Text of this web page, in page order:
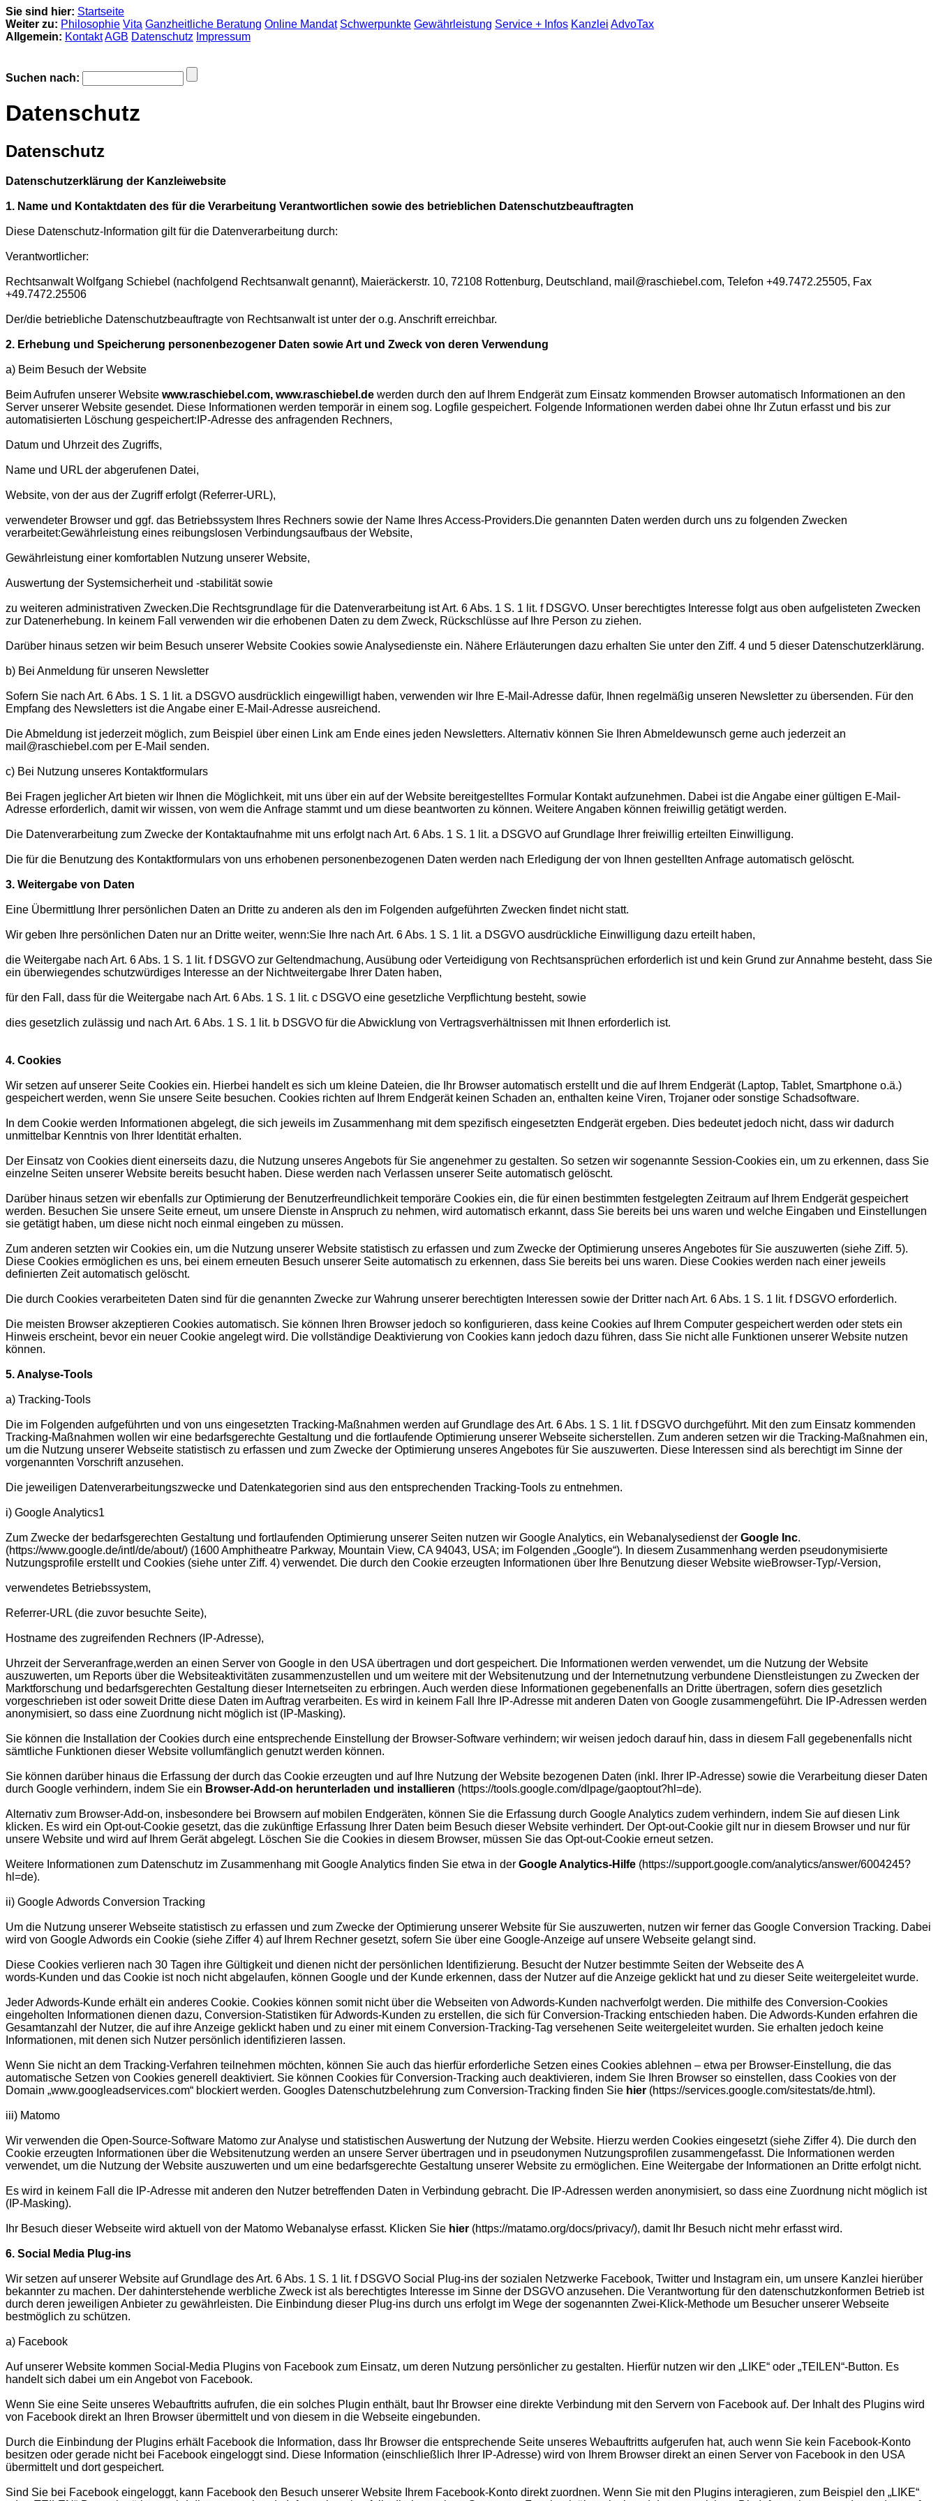
Sie sind hier: Startseite
Weiter zu: Philosophie Vita Ganzheitliche Beratung Online Mandat Schwerpunkte Gewährleistung Service + Infos Kanzlei AdvoTax
Allgemein: KontaktAGB Datenschutz Impressum
Suchen nach:
Datenschutz
Datenschutz
Datenschutzerklärung der Kanzleiwebsite
1. Name und Kontaktdaten des für die Verarbeitung Verantwortlichen sowie des betrieblichen Datenschutzbeauftragten
Diese Datenschutz-Information gilt für die Datenverarbeitung durch:
Verantwortlicher:
Rechtsanwalt Wolfgang Schiebel (nachfolgend Rechtsanwalt genannt), Maieräckerstr. 10, 72108 Rottenburg, Deutschland, mail@raschiebel.com, Telefon +49.7472.25505, Fax
+49.7472.25506
Der/die betriebliche Datenschutzbeauftragte von Rechtsanwalt ist unter der o.g. Anschrift erreichbar.
2. Erhebung und Speicherung personenbezogener Daten sowie Art und Zweck von deren Verwendung
a) Beim Besuch der Website
Beim Aufrufen unserer Website www.raschiebel.com, www.raschiebel.de werden durch den auf Ihrem Endgerät zum Einsatz kommenden Browser automatisch Informationen an den
Server unserer Website gesendet. Diese Informationen werden temporär in einem sog. Logfile gespeichert. Folgende Informationen werden dabei ohne Ihr Zutun erfasst und bis zur
automatisierten Löschung gespeichert:IP-Adresse des anfragenden Rechners,
Datum und Uhrzeit des Zugriffs,
Name und URL der abgerufenen Datei,
Website, von der aus der Zugriff erfolgt (Referrer-URL),
verwendeter Browser und ggf. das Betriebssystem Ihres Rechners sowie der Name Ihres Access-Providers.Die genannten Daten werden durch uns zu folgenden Zwecken
verarbeitet:Gewährleistung eines reibungslosen Verbindungsaufbaus der Website,
Gewährleistung einer komfortablen Nutzung unserer Website,
Auswertung der Systemsicherheit und -stabilität sowie
zu weiteren administrativen Zwecken.Die Rechtsgrundlage für die Datenverarbeitung ist Art. 6 Abs. 1 S. 1 lit. f DSGVO. Unser berechtigtes Interesse folgt aus oben aufgelisteten Zwecken
zur Datenerhebung. In keinem Fall verwenden wir die erhobenen Daten zu dem Zweck, Rückschlüsse auf Ihre Person zu ziehen.
Darüber hinaus setzen wir beim Besuch unserer Website Cookies sowie Analysedienste ein. Nähere Erläuterungen dazu erhalten Sie unter den Ziff. 4 und 5 dieser Datenschutzerklärung.
b) Bei Anmeldung für unseren Newsletter
Sofern Sie nach Art. 6 Abs. 1 S. 1 lit. a DSGVO ausdrücklich eingewilligt haben, verwenden wir Ihre E-Mail-Adresse dafür, Ihnen regelmäßig unseren Newsletter zu übersenden. Für den
Empfang des Newsletters ist die Angabe einer E-Mail-Adresse ausreichend.
Die Abmeldung ist jederzeit möglich, zum Beispiel über einen Link am Ende eines jeden Newsletters. Alternativ können Sie Ihren Abmeldewunsch gerne auch jederzeit an
mail@raschiebel.com per E-Mail senden.
c) Bei Nutzung unseres Kontaktformulars
Bei Fragen jeglicher Art bieten wir Ihnen die Möglichkeit, mit uns über ein auf der Website bereitgestelltes Formular Kontakt aufzunehmen. Dabei ist die Angabe einer gültigen E-Mail-
Adresse erforderlich, damit wir wissen, von wem die Anfrage stammt und um diese beantworten zu können. Weitere Angaben können freiwillig getätigt werden.
Die Datenverarbeitung zum Zwecke der Kontaktaufnahme mit uns erfolgt nach Art. 6 Abs. 1 S. 1 lit. a DSGVO auf Grundlage Ihrer freiwillig erteilten Einwilligung.
Die für die Benutzung des Kontaktformulars von uns erhobenen personenbezogenen Daten werden nach Erledigung der von Ihnen gestellten Anfrage automatisch gelöscht.
3. Weitergabe von Daten
Eine Übermittlung Ihrer persönlichen Daten an Dritte zu anderen als den im Folgenden aufgeführten Zwecken findet nicht statt.
Wir geben Ihre persönlichen Daten nur an Dritte weiter, wenn:Sie Ihre nach Art. 6 Abs. 1 S. 1 lit. a DSGVO ausdrückliche Einwilligung dazu erteilt haben,
die Weitergabe nach Art. 6 Abs. 1 S. 1 lit. f DSGVO zur Geltendmachung, Ausübung oder Verteidigung von Rechtsansprüchen erforderlich ist und kein Grund zur Annahme besteht, dass Sie
ein überwiegendes schutzwürdiges Interesse an der Nichtweitergabe Ihrer Daten haben,
für den Fall, dass für die Weitergabe nach Art. 6 Abs. 1 S. 1 lit. c DSGVO eine gesetzliche Verpflichtung besteht, sowie
dies gesetzlich zulässig und nach Art. 6 Abs. 1 S. 1 lit. b DSGVO für die Abwicklung von Vertragsverhältnissen mit Ihnen erforderlich ist.
4. Cookies
Wir setzen auf unserer Seite Cookies ein. Hierbei handelt es sich um kleine Dateien, die Ihr Browser automatisch erstellt und die auf Ihrem Endgerät (Laptop, Tablet, Smartphone o.ä.)
gespeichert werden, wenn Sie unsere Seite besuchen. Cookies richten auf Ihrem Endgerät keinen Schaden an, enthalten keine Viren, Trojaner oder sonstige Schadsoftware.
In dem Cookie werden Informationen abgelegt, die sich jeweils im Zusammenhang mit dem spezifisch eingesetzten Endgerät ergeben. Dies bedeutet jedoch nicht, dass wir dadurch
unmittelbar Kenntnis von Ihrer Identität erhalten.
Der Einsatz von Cookies dient einerseits dazu, die Nutzung unseres Angebots für Sie angenehmer zu gestalten. So setzen wir sogenannte Session-Cookies ein, um zu erkennen, dass Sie
einzelne Seiten unserer Website bereits besucht haben. Diese werden nach Verlassen unserer Seite automatisch gelöscht.
Darüber hinaus setzen wir ebenfalls zur Optimierung der Benutzerfreundlichkeit temporäre Cookies ein, die für einen bestimmten festgelegten Zeitraum auf Ihrem Endgerät gespeichert
werden. Besuchen Sie unsere Seite erneut, um unsere Dienste in Anspruch zu nehmen, wird automatisch erkannt, dass Sie bereits bei uns waren und welche Eingaben und Einstellungen
sie getätigt haben, um diese nicht noch einmal eingeben zu müssen.
Zum anderen setzten wir Cookies ein, um die Nutzung unserer Website statistisch zu erfassen und zum Zwecke der Optimierung unseres Angebotes für Sie auszuwerten (siehe Ziff. 5).
Diese Cookies ermöglichen es uns, bei einem erneuten Besuch unserer Seite automatisch zu erkennen, dass Sie bereits bei uns waren. Diese Cookies werden nach einer jeweils
definierten Zeit automatisch gelöscht.
Die durch Cookies verarbeiteten Daten sind für die genannten Zwecke zur Wahrung unserer berechtigten Interessen sowie der Dritter nach Art. 6 Abs. 1 S. 1 lit. f DSGVO erforderlich.
Die meisten Browser akzeptieren Cookies automatisch. Sie können Ihren Browser jedoch so konfigurieren, dass keine Cookies auf Ihrem Computer gespeichert werden oder stets ein
Hinweis erscheint, bevor ein neuer Cookie angelegt wird. Die vollständige Deaktivierung von Cookies kann jedoch dazu führen, dass Sie nicht alle Funktionen unserer Website nutzen
können.
5. Analyse-Tools
a) Tracking-Tools
Die im Folgenden aufgeführten und von uns eingesetzten Tracking-Maßnahmen werden auf Grundlage des Art. 6 Abs. 1 S. 1 lit. f DSGVO durchgeführt. Mit den zum Einsatz kommenden
Tracking-Maßnahmen wollen wir eine bedarfsgerechte Gestaltung und die fortlaufende Optimierung unserer Webseite sicherstellen. Zum anderen setzen wir die Tracking-Maßnahmen ein,
um die Nutzung unserer Webseite statistisch zu erfassen und zum Zwecke der Optimierung unseres Angebotes für Sie auszuwerten. Diese Interessen sind als berechtigt im Sinne der
vorgenannten Vorschrift anzusehen.
Die jeweiligen Datenverarbeitungszwecke und Datenkategorien sind aus den entsprechenden Tracking-Tools zu entnehmen.
i) Google Analytics1
Zum Zwecke der bedarfsgerechten Gestaltung und fortlaufenden Optimierung unserer Seiten nutzen wir Google Analytics, ein Webanalysedienst der Google Inc.
(https://www.google.de/intl/de/about/) (1600 Amphitheatre Parkway, Mountain View, CA 94043, USA; im Folgenden „Google“). In diesem Zusammenhang werden pseudonymisierte
Nutzungsprofile erstellt und Cookies (siehe unter Ziff. 4) verwendet. Die durch den Cookie erzeugten Informationen über Ihre Benutzung dieser Website wieBrowser-Typ/-Version,
verwendetes Betriebssystem,
Referrer-URL (die zuvor besuchte Seite),
Hostname des zugreifenden Rechners (IP-Adresse),
Uhrzeit der Serveranfrage,werden an einen Server von Google in den USA übertragen und dort gespeichert. Die Informationen werden verwendet, um die Nutzung der Website
auszuwerten, um Reports über die Websiteaktivitäten zusammenzustellen und um weitere mit der Websitenutzung und der Internetnutzung verbundene Dienstleistungen zu Zwecken der
Marktforschung und bedarfsgerechten Gestaltung dieser Internetseiten zu erbringen. Auch werden diese Informationen gegebenenfalls an Dritte übertragen, sofern dies gesetzlich
vorgeschrieben ist oder soweit Dritte diese Daten im Auftrag verarbeiten. Es wird in keinem Fall Ihre IP-Adresse mit anderen Daten von Google zusammengeführt. Die IP-Adressen werden
anonymisiert, so dass eine Zuordnung nicht möglich ist (IP-Masking).
Sie können die Installation der Cookies durch eine entsprechende Einstellung der Browser-Software verhindern; wir weisen jedoch darauf hin, dass in diesem Fall gegebenenfalls nicht
sämtliche Funktionen dieser Website vollumfänglich genutzt werden können.
Sie können darüber hinaus die Erfassung der durch das Cookie erzeugten und auf Ihre Nutzung der Website bezogenen Daten (inkl. Ihrer IP-Adresse) sowie die Verarbeitung dieser Daten
durch Google verhindern, indem Sie ein Browser-Add-on herunterladen und installieren (https://tools.google.com/dlpage/gaoptout?hl=de).
Alternativ zum Browser-Add-on, insbesondere bei Browsern auf mobilen Endgeräten, können Sie die Erfassung durch Google Analytics zudem verhindern, indem Sie auf diesen Link
klicken. Es wird ein Opt-out-Cookie gesetzt, das die zukünftige Erfassung Ihrer Daten beim Besuch dieser Website verhindert. Der Opt-out-Cookie gilt nur in diesem Browser und nur für
unsere Website und wird auf Ihrem Gerät abgelegt. Löschen Sie die Cookies in diesem Browser, müssen Sie das Opt-out-Cookie erneut setzen.
Weitere Informationen zum Datenschutz im Zusammenhang mit Google Analytics finden Sie etwa in der Google Analytics-Hilfe (https://support.google.com/analytics/answer/6004245?
hl=de).
ii) Google Adwords Conversion Tracking
Um die Nutzung unserer Webseite statistisch zu erfassen und zum Zwecke der Optimierung unserer Website für Sie auszuwerten, nutzen wir ferner das Google Conversion Tracking. Dabei
wird von Google Adwords ein Cookie (siehe Ziffer 4) auf Ihrem Rechner gesetzt, sofern Sie über eine Google-Anzeige auf unsere Webseite gelangt sind.
Diese Cookies verlieren nach 30 Tagen ihre Gültigkeit und dienen nicht der persönlichen Identifizierung. Besucht der Nutzer bestimmte Seiten der Webseite des A
words-Kunden und das Cookie ist noch nicht abgelaufen, können Google und der Kunde erkennen, dass der Nutzer auf die Anzeige geklickt hat und zu dieser Seite weitergeleitet wurde.
Jeder Adwords-Kunde erhält ein anderes Cookie. Cookies können somit nicht über die Webseiten von Adwords-Kunden nachverfolgt werden. Die mithilfe des Conversion-Cookies
eingeholten Informationen dienen dazu, Conversion-Statistiken für Adwords-Kunden zu erstellen, die sich für Conversion-Tracking entschieden haben. Die Adwords-Kunden erfahren die
Gesamtanzahl der Nutzer, die auf ihre Anzeige geklickt haben und zu einer mit einem Conversion-Tracking-Tag versehenen Seite weitergeleitet wurden. Sie erhalten jedoch keine
Informationen, mit denen sich Nutzer persönlich identifizieren lassen.
Wenn Sie nicht an dem Tracking-Verfahren teilnehmen möchten, können Sie auch das hierfür erforderliche Setzen eines Cookies ablehnen – etwa per Browser-Einstellung, die das
automatische Setzen von Cookies generell deaktiviert. Sie können Cookies für Conversion-Tracking auch deaktivieren, indem Sie Ihren Browser so einstellen, dass Cookies von der
Domain „www.googleadservices.com“ blockiert werden. Googles Datenschutzbelehrung zum Conversion-Tracking finden Sie hier (https://services.google.com/sitestats/de.html).
iii) Matomo
Wir verwenden die Open-Source-Software Matomo zur Analyse und statistischen Auswertung der Nutzung der Website. Hierzu werden Cookies eingesetzt (siehe Ziffer 4). Die durch den
Cookie erzeugten Informationen über die Websitenutzung werden an unsere Server übertragen und in pseudonymen Nutzungsprofilen zusammengefasst. Die Informationen werden
verwendet, um die Nutzung der Website auszuwerten und um eine bedarfsgerechte Gestaltung unserer Website zu ermöglichen. Eine Weitergabe der Informationen an Dritte erfolgt nicht.
Es wird in keinem Fall die IP-Adresse mit anderen den Nutzer betreffenden Daten in Verbindung gebracht. Die IP-Adressen werden anonymisiert, so dass eine Zuordnung nicht möglich ist
(IP-Masking).
Ihr Besuch dieser Webseite wird aktuell von der Matomo Webanalyse erfasst. Klicken Sie hier (https://matamo.org/docs/privacy/), damit Ihr Besuch nicht mehr erfasst wird.
6. Social Media Plug-ins
Wir setzen auf unserer Website auf Grundlage des Art. 6 Abs. 1 S. 1 lit. f DSGVO Social Plug-ins der sozialen Netzwerke Facebook, Twitter und Instagram ein, um unsere Kanzlei hierüber
bekannter zu machen. Der dahinterstehende werbliche Zweck ist als berechtigtes Interesse im Sinne der DSGVO anzusehen. Die Verantwortung für den datenschutzkonformen Betrieb ist
durch deren jeweiligen Anbieter zu gewährleisten. Die Einbindung dieser Plug-ins durch uns erfolgt im Wege der sogenannten Zwei-Klick-Methode um Besucher unserer Webseite
bestmöglich zu schützen.
a) Facebook
Auf unserer Website kommen Social-Media Plugins von Facebook zum Einsatz, um deren Nutzung persönlicher zu gestalten. Hierfür nutzen wir den „LIKE“ oder „TEILEN“-Button. Es
handelt sich dabei um ein Angebot von Facebook.
Wenn Sie eine Seite unseres Webauftritts aufrufen, die ein solches Plugin enthält, baut Ihr Browser eine direkte Verbindung mit den Servern von Facebook auf. Der Inhalt des Plugins wird
von Facebook direkt an Ihren Browser übermittelt und von diesem in die Webseite eingebunden.
Durch die Einbindung der Plugins erhält Facebook die Information, dass Ihr Browser die entsprechende Seite unseres Webauftritts aufgerufen hat, auch wenn Sie kein Facebook-Konto
besitzen oder gerade nicht bei Facebook eingeloggt sind. Diese Information (einschließlich Ihrer IP-Adresse) wird von Ihrem Browser direkt an einen Server von Facebook in den USA
übermittelt und dort gespeichert.
Sind Sie bei Facebook eingeloggt, kann Facebook den Besuch unserer Website Ihrem Facebook-Konto direkt zuordnen. Wenn Sie mit den Plugins interagieren, zum Beispiel den „LIKE“